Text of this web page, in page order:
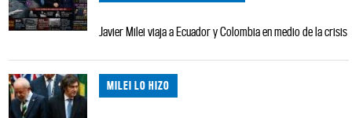
Javier Milei viaja a Ecuador y Colombia en medio de la crisis
MILEI LO HIZO